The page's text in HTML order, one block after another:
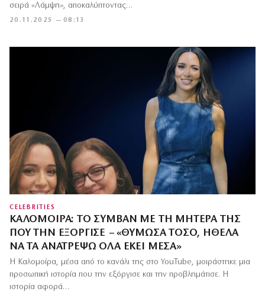
20.11.2025 — 08:13
σειρά «Λάμψη», αποκαλύπτοντας…
CELEBRITIES
ΚΑΛΟΜΟΊΡΑ: ΤΟ ΣΥΜΒΆΝ ΜΕ ΤΗ ΜΗΤΈΡΑ ΤΗΣ
ΠΟΥ ΤΗΝ ΕΞΌΡΓΙΣΕ – «ΘΎΜΩΣΑ ΤΌΣΟ, ΉΘΕΛΑ
ΝΑ ΤΑ ΑΝΑΤΡΈΨΩ ΌΛΑ ΕΚΕΊ ΜΈΣΑ»
Η Καλομοίρα, μέσα από το κανάλι της στο YouTube, μοιράστηκε μια
προσωπική ιστορία που την εξόργισε και την προβλημάτισε. Η
ιστορία αφορά…